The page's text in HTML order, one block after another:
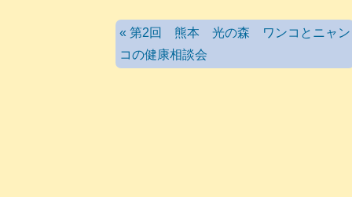
« 第2回 熊本 光の森 ワンコとニャン
コの健康相談会